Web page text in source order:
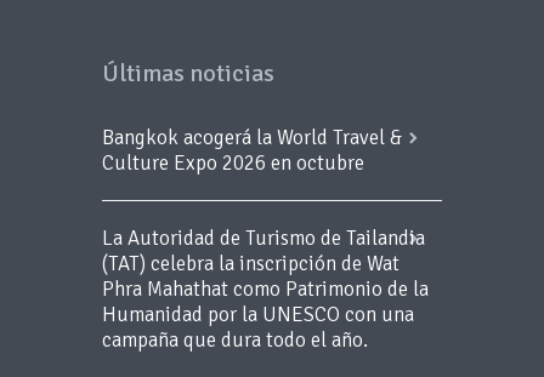
Últimas noticias
Bangkok acogerá la World Travel &
Culture Expo 2026 en octubre
La Autoridad de Turismo de Tailandia
(TAT) celebra la inscripción de Wat
Phra Mahathat como Patrimonio de la
Humanidad por la UNESCO con una
campaña que dura todo el año.